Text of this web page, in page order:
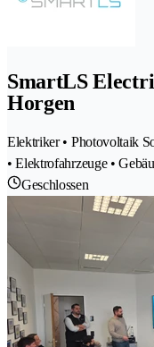
SmartLS
Horgen
Elektriker • Photovoltaik
• Elektrofahrzeuge •
Geschlossen